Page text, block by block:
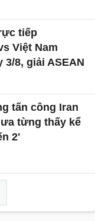
tiếp
Việt Nam
3/8, giải ASEAN
tấn công Iran
từng thấy kể
2'